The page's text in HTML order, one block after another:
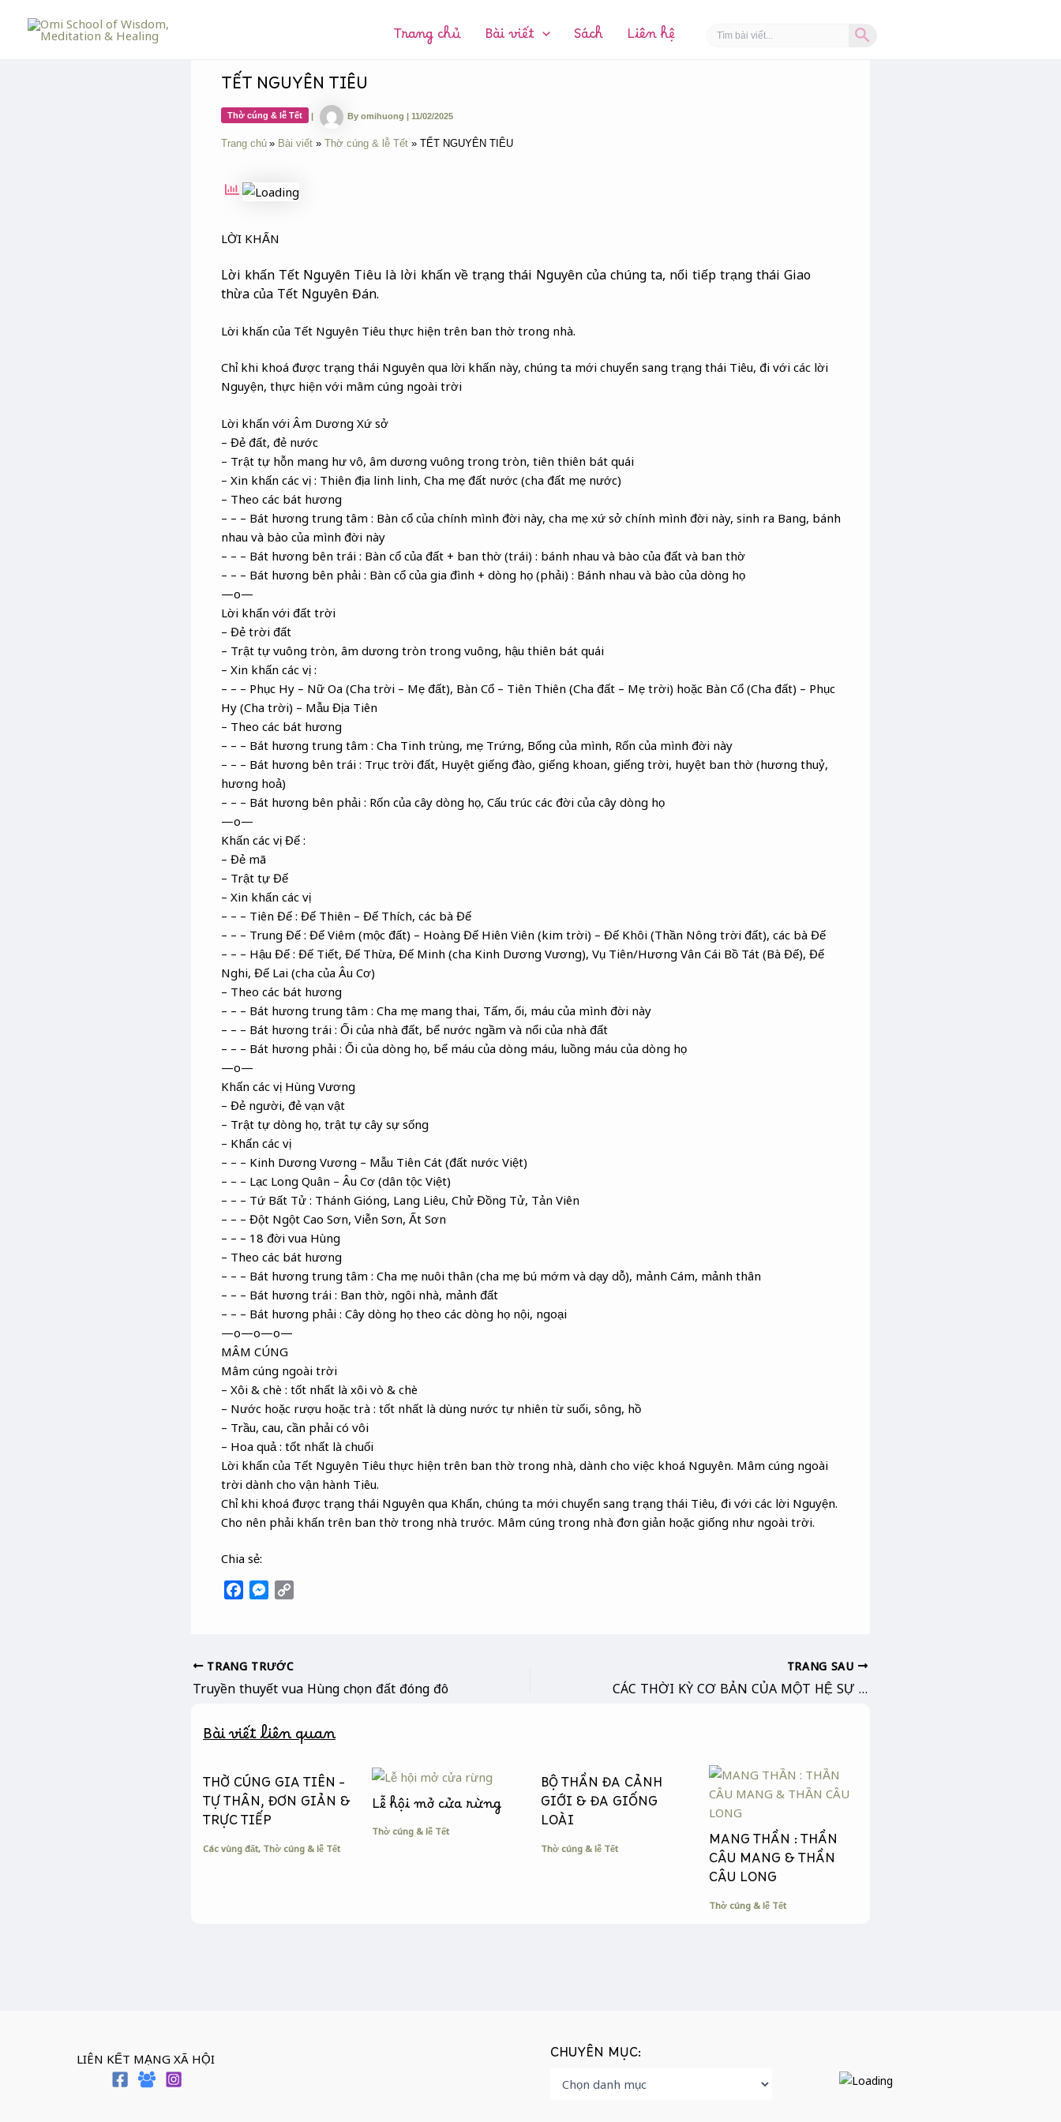
Trang chủ Bài viết Sách Liên hệ Search
for:
TẾT NGUYÊN TIÊU
Thờ cúng & lễ Tết | By omihuong | 11/02/2025
Trang chủ Bài viết Thờ cúng & lễ Tết TẾT NGUYÊN TIÊU
LỜI KHẤN
Lời khấn Tết Nguyên Tiêu là lời khấn về trạng thái Nguyên của chúng ta, nối tiếp trạng thái Giao
thừa của Tết Nguyên Đán.
Lời khấn của Tết Nguyên Tiêu thực hiện trên ban thờ trong nhà.
Chỉ khi khoá được trạng thái Nguyên qua lời khấn này, chúng ta mới chuyển sang trạng thái Tiêu, đi với các lời
Nguyện, thực hiện với mâm cúng ngoài trời
Lời khấn với Âm Dương Xứ sở
– Đẻ đất, đẻ nước
– Trật tự hỗn mang hư vô, âm dương vuông trong tròn, tiên thiên bát quái
– Xin khấn các vị : Thiên địa linh linh, Cha mẹ đất nước (cha đất mẹ nước)
– Theo các bát hương
– – – Bát hương trung tâm : Bàn cổ của chính mình đời này, cha mẹ xứ sở chính mình đời này, sinh ra Bang, bánh
nhau và bào của mình đời này
– – – Bát hương bên trái : Bàn cổ của đất + ban thờ (trái) : bánh nhau và bào của đất và ban thờ
– – – Bát hương bên phải : Bàn cổ của gia đình + dòng họ (phải) : Bánh nhau và bào của dòng họ
—o—
Lời khấn với đất trời
– Đẻ trời đất
– Trật tự vuông tròn, âm dương tròn trong vuông, hậu thiên bát quái
– Xin khấn các vị :
– – – Phục Hy – Nữ Oa (Cha trời – Mẹ đất), Bàn Cổ – Tiên Thiên (Cha đất – Mẹ trời) hoặc Bàn Cổ (Cha đất) – Phục
Hy (Cha trời) – Mẫu Địa Tiên
– Theo các bát hương
– – – Bát hương trung tâm : Cha Tinh trùng, mẹ Trứng, Bống của mình, Rốn của mình đời này
– – – Bát hương bên trái : Trục trời đất, Huyệt giếng đào, giếng khoan, giếng trời, huyệt ban thờ (hương thuỷ,
hương hoả)
– – – Bát hương bên phải : Rốn của cây dòng họ, Cấu trúc các đời của cây dòng họ
—o—
Khấn các vị Đế :
– Đẻ mã
– Trật tự Đế
– Xin khấn các vị
– – – Tiên Đế : Đế Thiên – Đế Thích, các bà Đế
– – – Trung Đế : Đế Viêm (mộc đất) – Hoàng Đế Hiên Viên (kim trời) – Đế Khôi (Thần Nông trời đất), các bà Đế
– – – Hậu Đế : Đế Tiết, Đế Thừa, Đế Minh (cha Kinh Dương Vương), Vụ Tiên/Hương Vân Cái Bồ Tát (Bà Đế), Đế
Nghi, Đế Lai (cha của Âu Cơ)
– Theo các bát hương
– – – Bát hương trung tâm : Cha mẹ mang thai, Tấm, ối, máu của mình đời này
– – – Bát hương trái : Ối của nhà đất, bể nước ngầm và nổi của nhà đất
– – – Bát hương phải : Ối của dòng họ, bể máu của dòng máu, luồng máu của dòng họ
—o—
Khấn các vị Hùng Vương
– Đẻ người, đẻ vạn vật
– Trật tự dòng họ, trật tự cây sự sống
– Khấn các vị
– – – Kinh Dương Vương – Mẫu Tiên Cát (đất nước Việt)
– – – Lạc Long Quân – Âu Cơ (dân tộc Việt)
– – – Tứ Bất Tử : Thánh Gióng, Lang Liêu, Chử Đồng Tử, Tản Viên
– – – Đột Ngột Cao Sơn, Viễn Sơn, Ất Sơn
– – – 18 đời vua Hùng
– Theo các bát hương
– – – Bát hương trung tâm : Cha mẹ nuôi thân (cha mẹ bú mớm và dạy dỗ), mảnh Cám, mảnh thân
– – – Bát hương trái : Ban thờ, ngôi nhà, mảnh đất
– – – Bát hương phải : Cây dòng họ theo các dòng họ nội, ngoại
—o—o—o—
MÂM CÚNG
Mâm cúng ngoài trời
– Xôi & chè : tốt nhất là xôi vò & chè
– Nước hoặc rượu hoặc trà : tốt nhất là dùng nước tự nhiên từ suối, sông, hồ
– Trầu, cau, cần phải có vôi
– Hoa quả : tốt nhất là chuối
Lời khấn của Tết Nguyên Tiêu thực hiện trên ban thờ trong nhà, dành cho việc khoá Nguyên. Mâm cúng ngoài
trời dành cho vận hành Tiêu.
Chỉ khi khoá được trạng thái Nguyên qua Khấn, chúng ta mới chuyển sang trạng thái Tiêu, đi với các lời Nguyện.
Cho nên phải khấn trên ban thờ trong nhà trước. Mâm cúng trong nhà đơn giản hoặc giống như ngoài trời.
Chia sẻ:
b
o
k
M
e
n
e
r
L
i
TRANG TRƯỚC
Truyền thuyết vua Hùng chọn đất đóng đô
TRANG SAU
CÁC THỜI KỲ CƠ BẢN CỦA MỘT HỆ SỰ SỐNG
Bài viết liên quan
THỜ CÚNG GIA TIÊN –
TỰ THÂN, ĐƠN GIẢN &
TRỰC TIẾP
Các vùng đất, Thờ cúng & lễ Tết
Lễ hội mở cửa rừng
Thờ cúng & lễ Tết
BỘ THẦN ĐA CẢNH
GIỚI & ĐA GIỐNG
LOÀI
Thờ cúng & lễ Tết MANG THẦN : THẦN
CÂU MANG & THẦN
CÂU LONG
Thờ cúng & lễ Tết
LIÊN KẾT MẠNG XÃ HỘI CHUYÊN MỤC: